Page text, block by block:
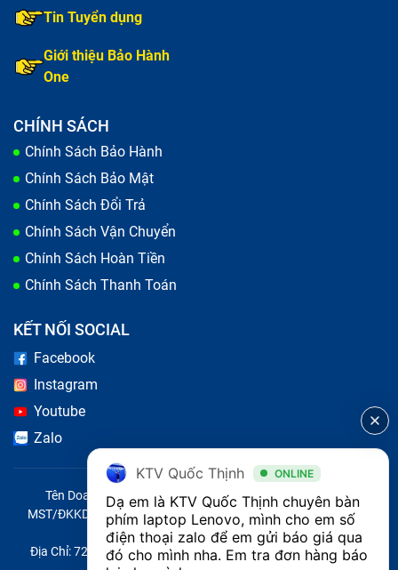
phím hoặc phím bị lún xuống,...
Nguyên nhân bàn phím laptop Lenovo
X1 Carbon Gen 6 bị lỗi
Bạn làm rơi rớt máy tính, hoặc bị đổ nước lên bàn phím
mà bạn không chú ý, có thể ngay sau đó bàn phím vẫn
còn gõ tốt nên bạn bỏ qua, sau một thời gian máy tính
Lenovo X1 Carbon Gen 6 sẽ bị chạm mạch, không
Tin Tuyển dụng
Giới thiệu Bảo Hành
One
CHÍNH SÁCH
Chính Sách Bảo Hành
Chính Sách Bảo Mật
Chính Sách Đổi Trả
Chính Sách Vận Chuyển
Chính Sách Hoàn Tiền
Chính Sách Thanh Toán
KẾT NỐI SOCIAL
Facebook
Instagram
Youtube
Zalo
Tên Doanh Nghiệp: CÔNG TY TNHH CITY ONE VIỆT NAM
MST/ĐKKD/QĐTL: 0316569346 do sở KHĐT TP.HCM cấp ngày
14/04/2023
Địa Chỉ: 721 Trường Chinh, Phường Tây Thạnh, Quận Tân Phú,
KTV Quốc Thịnh ONLINE
Dạ em là KTV Quốc Thịnh chuyên bàn
phím laptop Lenovo, mình cho em số
điện thoại zalo để em gửi báo giá qua
đó cho mình nha. Em tra đơn hàng báo